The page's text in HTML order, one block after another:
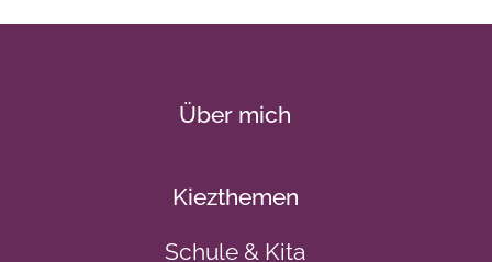
Über mich
Kiezthemen
Schule & Kita